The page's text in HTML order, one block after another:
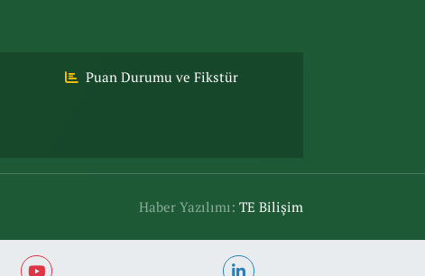
Puan Durumu ve Fikstür
Haber Yazılımı:TE Bilişim